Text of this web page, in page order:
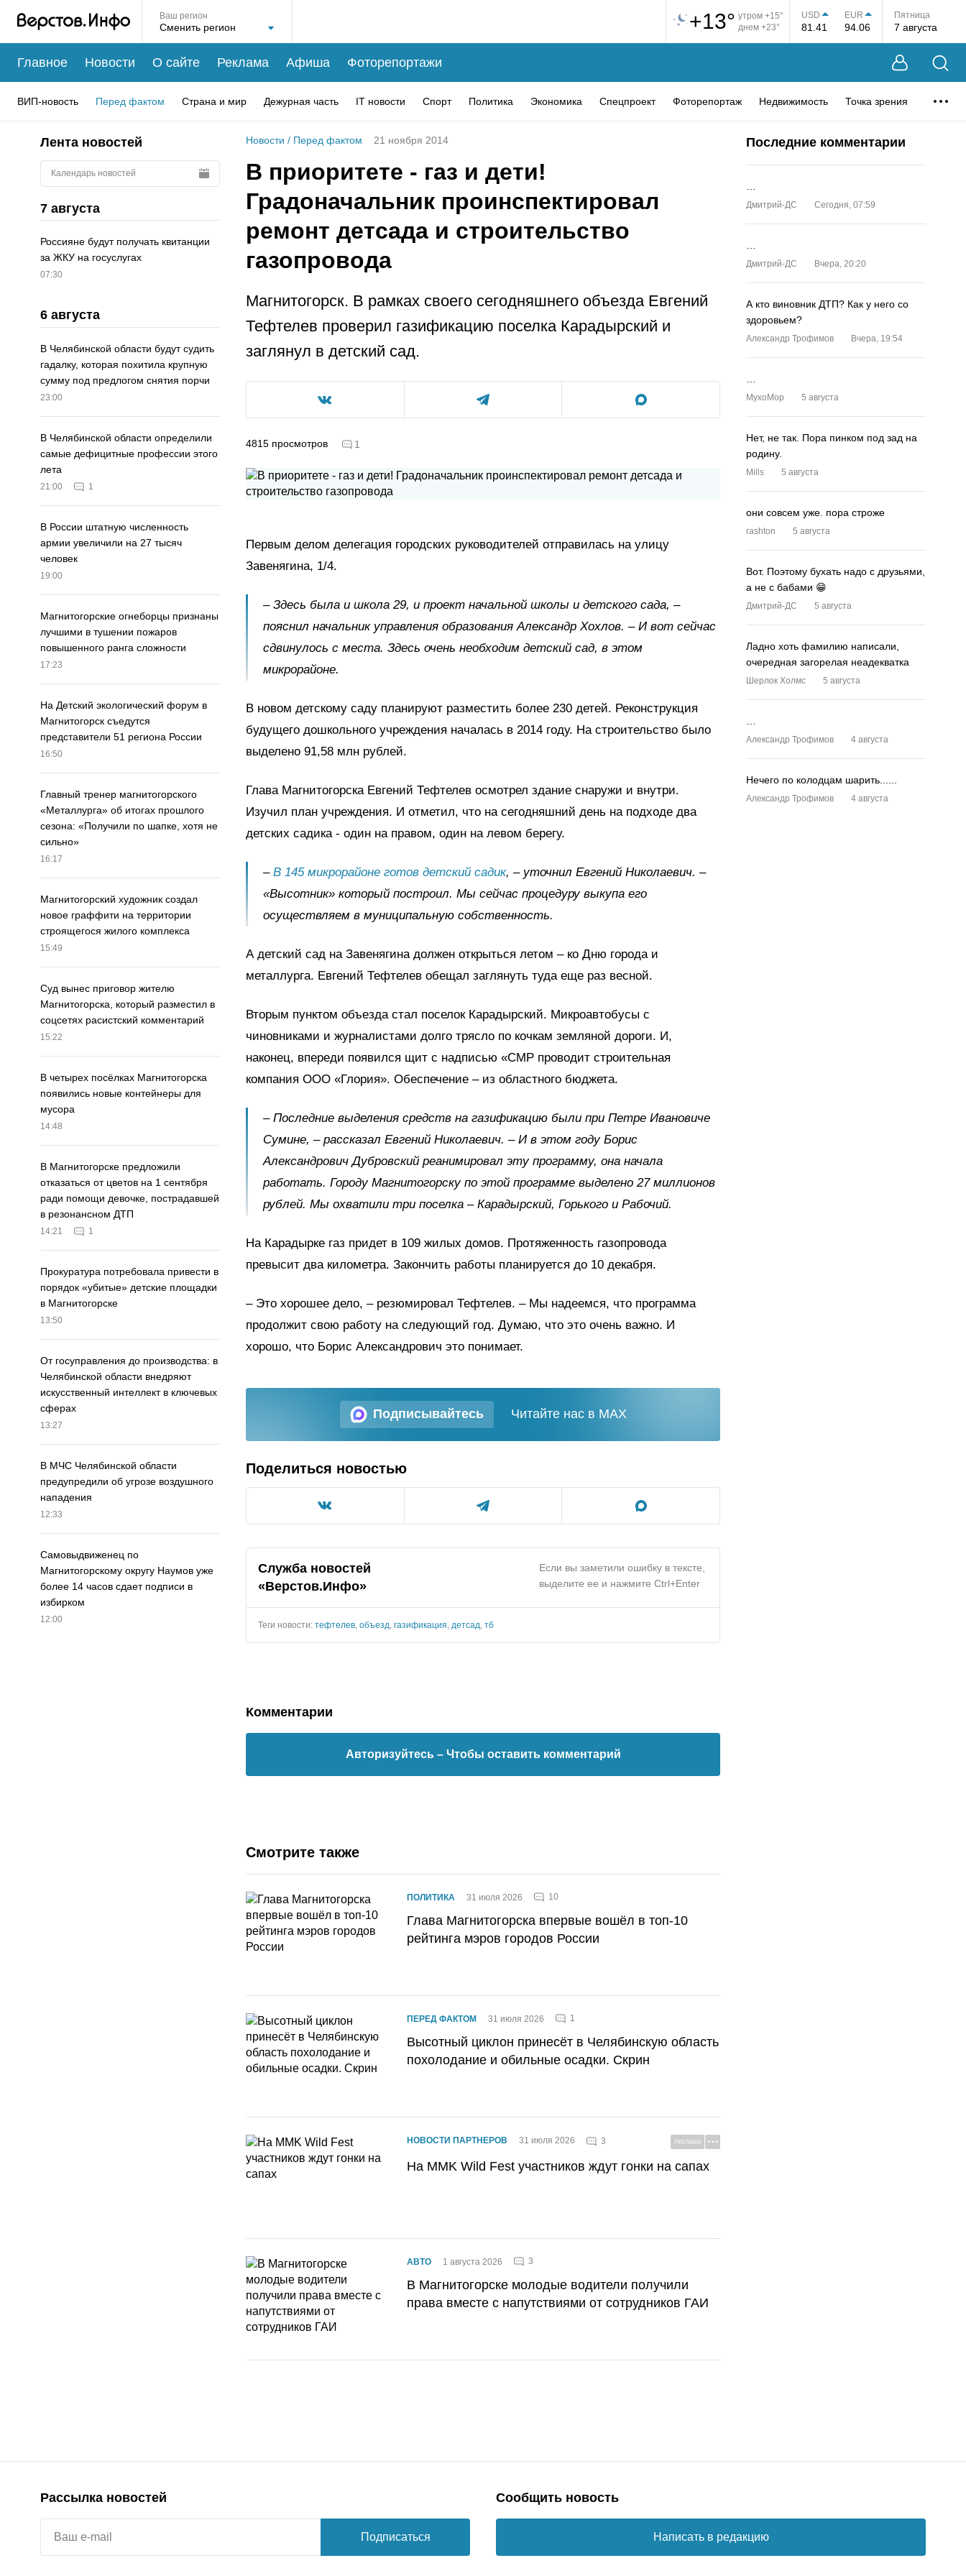
Ваш регион +13° утром +15°
днем +23°
USD
81.41
EUR
94.06
Пятница
7 августа
Главное Новости О сайте Реклама Афиша Фоторепортажи
ВИП-новость Перед фактом Страна и мир Дежурная часть IT новости Спорт Политика Экономика Спецпроект Фоторепортаж Недвижимость Точка зрения
Лента новостей
Календарь новостей
7 августа
Россияне будут получать квитанции
за ЖКУ на госуслугах
07:30
6 августа
В Челябинской области будут судить
гадалку, которая похитила крупную
сумму под предлогом снятия порчи
23:00
В Челябинской области определили
самые дефицитные профессии этого
лета
21:00 1
В России штатную численность
армии увеличили на 27 тысяч
человек
19:00
Магнитогорские огнеборцы признаны
лучшими в тушении пожаров
повышенного ранга сложности
17:23
На Детский экологический форум в
Магнитогорск съедутся
представители 51 региона России
16:50
Главный тренер магнитогорского
«Металлурга» об итогах прошлого
сезона: «Получили по шапке, хотя не
сильно»
16:17
Магнитогорский художник создал
новое граффити на территории
строящегося жилого комплекса
15:49
Суд вынес приговор жителю
Магнитогорска, который разместил в
соцсетях расистский комментарий
15:22
В четырех посёлках Магнитогорска
появились новые контейнеры для
мусора
14:48
В Магнитогорске предложили
отказаться от цветов на 1 сентября
ради помощи девочке, пострадавшей
в резонансном ДТП
14:21 1
Прокуратура потребовала привести в
порядок «убитые» детские площадки
в Магнитогорске
13:50
От госуправления до производства: в
Челябинской области внедряют
искусственный интеллект в ключевых
сферах
13:27
В МЧС Челябинской области
предупредили об угрозе воздушного
нападения
12:33
Самовыдвиженец по
Магнитогорскому округу Наумов уже
более 14 часов сдает подписи в
избирком
12:00
Новости / Перед фактом 21 ноября 2014
В приоритете - газ и дети!
Градоначальник проинспектировал
ремонт детсада и строительство
газопровода
Магнитогорск. В рамках своего сегодняшнего объезда Евгений
Тефтелев проверил газификацию поселка Карадырский и
заглянул в детский сад.
4815 просмотров 1
Первым делом делегация городских руководителей отправилась на улицу
Завенягина, 1/4.
– Здесь была и школа 29, и проект начальной школы и детского сада, –
пояснил начальник управления образования Александр Хохлов. – И вот сейчас
сдвинулось с места. Здесь очень необходим детский сад, в этом
микрорайоне.
В новом детскому саду планируют разместить более 230 детей. Реконструкция
будущего дошкольного учреждения началась в 2014 году. На строительство было
выделено 91,58 млн рублей.
Глава Магнитогорска Евгений Тефтелев осмотрел здание снаружи и внутри.
Изучил план учреждения. И отметил, что на сегодняшний день на подходе два
детских садика - один на правом, один на левом берегу.
– В 145 микрорайоне готов детский садик, – уточнил Евгений Николаевич. –
«Высотник» который построил. Мы сейчас процедуру выкупа его
осуществляем в муниципальную собственность.
А детский сад на Завенягина должен открыться летом – ко Дню города и
металлурга. Евгений Тефтелев обещал заглянуть туда еще раз весной.
Вторым пунктом объезда стал поселок Карадырский. Микроавтобусы с
чиновниками и журналистами долго трясло по кочкам земляной дороги. И,
наконец, впереди появился щит с надписью «СМР проводит строительная
компания ООО «Глория». Обеспечение – из областного бюджета.
– Последние выделения средств на газификацию были при Петре Ивановиче
Сумине, – рассказал Евгений Николаевич. – И в этом году Борис
Александрович Дубровский реанимировал эту программу, она начала
работать. Городу Магнитогорску по этой программе выделено 27 миллионов
рублей. Мы охватили три поселка – Карадырский, Горького и Рабочий.
На Карадырке газ придет в 109 жилых домов. Протяженность газопровода
превысит два километра. Закончить работы планируется до 10 декабря.
– Это хорошее дело, – резюмировал Тефтелев. – Мы надеемся, что программа
продолжит свою работу на следующий год. Думаю, что это очень важно. И
хорошо, что Борис Александрович это понимает.
Подписывайтесь Читайте нас в MAX
Поделиться новостью
Служба новостей
«Верстов.Инфо»
Если вы заметили ошибку в тексте,
выделите ее и нажмите Ctrl+Enter
Теги новости: тефтелев объезд газификация детсад тб
Комментарии
Авторизуйтесь – Чтобы оставить комментарий
Смотрите также
ПОЛИТИКА 31 июля 2026 10
Глава Магнитогорска впервые вошёл в топ-10
рейтинга мэров городов России
ПЕРЕД ФАКТОМ 31 июля 2026 1
Высотный циклон принесёт в Челябинскую область
похолодание и обильные осадки. Скрин
НОВОСТИ ПАРТНЕРОВ 31 июля 2026 3 РЕКЛАМА
На MMK Wild Fest участников ждут гонки на сапах
АВТО 1 августа 2026 3
В Магнитогорске молодые водители получили
права вместе с напутствиями от сотрудников ГАИ
Последние комментарии
Дмитрий-ДС Сегодня, 07:59
Дмитрий-ДС Вчера, 20:20
А кто виновник ДТП? Как у него со
здоровьем?
Александр Трофимов Вчера, 19:54
MyxoMop 5 августа
Нет, не так. Пора пинком под зад на
родину.
Mills 5 августа
они совсем уже. пора строже
rashton 5 августа
Вот. Поэтому бухать надо с друзьями,
а не с бабами 😁
Дмитрий-ДС 5 августа
Ладно хоть фамилию написали,
очередная загорелая неадекватка
Шерлок Холмс 5 августа
Александр Трофимов 4 августа
Нечего по колодцам шарить......
Александр Трофимов 4 августа
Рассылка новостей
Подписаться
Сообщить новость
Написать в редакцию